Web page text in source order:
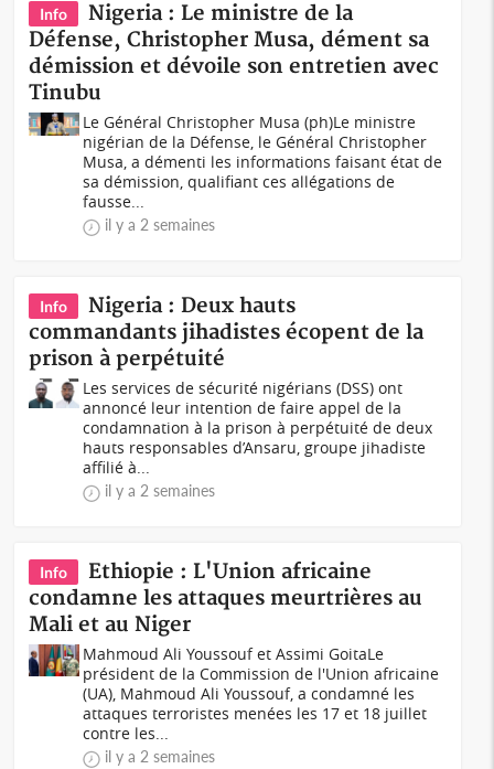
Info
Nigeria : Le ministre de la
Défense, Christopher Musa, dément sa
démission et dévoile son entretien avec
Tinubu
Le Général Christopher Musa (ph)Le ministre
nigérian de la Défense, le Général Christopher
Musa, a démenti les informations faisant état de
sa démission, qualifiant ces allégations de
fausse...
il y a 2 semaines
Info
Nigeria : Deux hauts
commandants jihadistes écopent de la
prison à perpétuité
Les services de sécurité nigérians (DSS) ont
annoncé leur intention de faire appel de la
condamnation à la prison à perpétuité de deux
hauts responsables d’Ansaru, groupe jihadiste
affilié à...
il y a 2 semaines
Info
Ethiopie : L'Union africaine
condamne les attaques meurtrières au
Mali et au Niger
Mahmoud Ali Youssouf et Assimi GoitaLe
président de la Commission de l'Union africaine
(UA), Mahmoud Ali Youssouf, a condamné les
attaques terroristes menées les 17 et 18 juillet
contre les...
il y a 2 semaines